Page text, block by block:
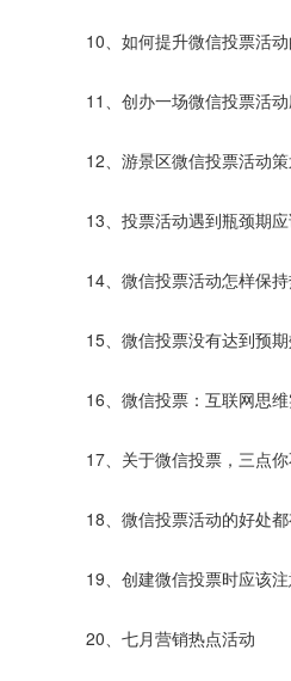
主动传播？
10、如何提升微信投票活
才能决胜
11、创办一场微信投票活
12、游景区微信投票活动
心了？
13、投票活动遇到瓶颈期
14、微信投票活动怎样保
15、微信投票没有达到预
16、微信投票：互联网思
17、关于微信投票，三点
事！！
18、微信投票活动的好处
19、创建微信投票时应该
20、七月营销热点活动